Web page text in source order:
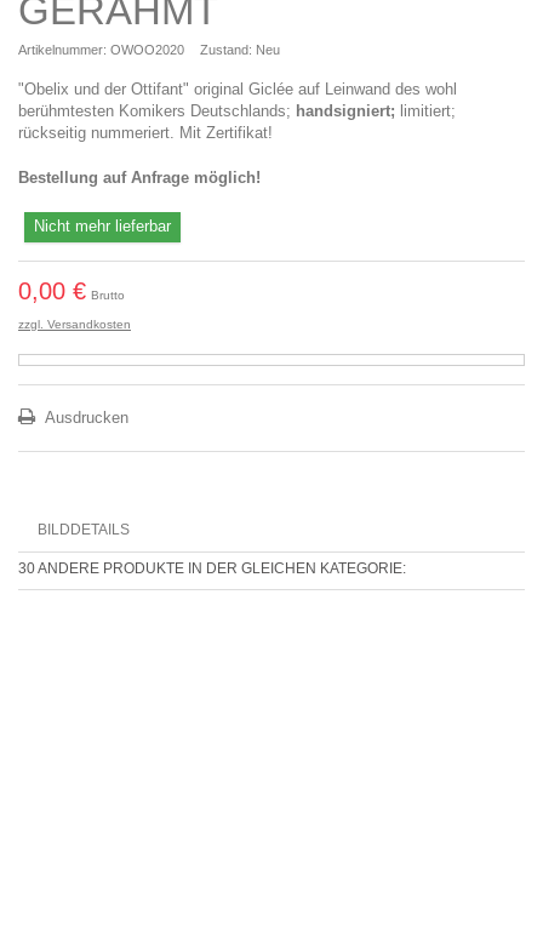
GERAHMT
Artikelnummer: OWOO2020 Zustand: Neu
"Obelix und der Ottifant" original Giclée auf Leinwand des wohl
berühmtesten Komikers Deutschlands; handsigniert; limitiert;
rückseitig nummeriert. Mit Zertifikat!
Bestellung auf Anfrage möglich!
Nicht mehr lieferbar
0,00 € Brutto
zzgl. Versandkosten
Ausdrucken
BILDDETAILS
30 ANDERE PRODUKTE IN DER GLEICHEN KATEGORIE: